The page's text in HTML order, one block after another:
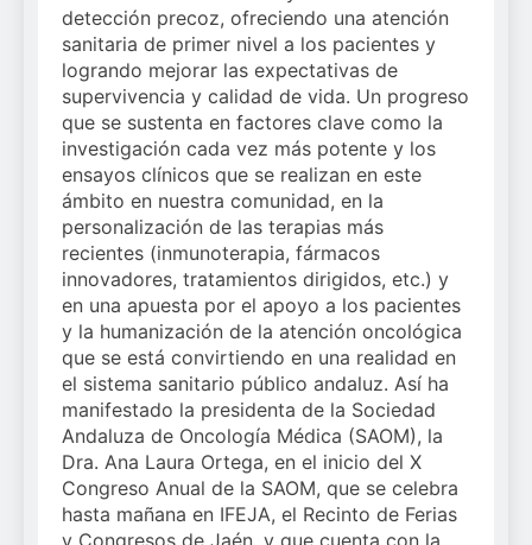
detección precoz, ofreciendo una atención
sanitaria de primer nivel a los pacientes y
logrando mejorar las expectativas de
supervivencia y calidad de vida. Un progreso
que se sustenta en factores clave como la
investigación cada vez más potente y los
ensayos clínicos que se realizan en este
ámbito en nuestra comunidad, en la
personalización de las terapias más
recientes (inmunoterapia, fármacos
innovadores, tratamientos dirigidos, etc.) y
en una apuesta por el apoyo a los pacientes
y la humanización de la atención oncológica
que se está convirtiendo en una realidad en
el sistema sanitario público andaluz. Así ha
manifestado la presidenta de la Sociedad
Andaluza de Oncología Médica (SAOM), la
Dra. Ana Laura Ortega, en el inicio del X
Congreso Anual de la SAOM, que se celebra
hasta mañana en IFEJA, el Recinto de Ferias